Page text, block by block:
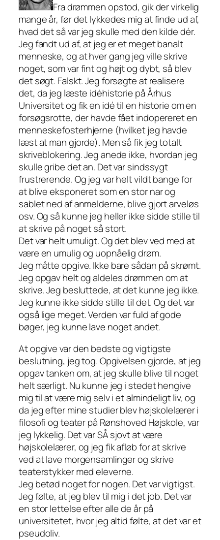
Fra drømmen opstod, gik der virkelig
mange år, før det lykkedes mig at finde ud af,
hvad det så var jeg skulle med den kilde dér.
Jeg fandt ud af, at jeg er et meget banalt
menneske, og at hver gang jeg ville skrive
noget, som var fint og højt og dybt, så blev
det søgt. Falskt. Jeg forsøgte at realisere
det, da jeg læste idéhistorie på Århus
Universitet og fik en idé til en historie om en
forsøgsrotte, der havde fået indopereret en
menneskefosterhjerne (hvilket jeg havde
læst at man gjorde). Men så fik jeg totalt
skriveblokering. Jeg anede ikke, hvordan jeg
skulle gribe det an. Det var sindssygt
frustrerende. Og jeg var helt vildt bange for
at blive eksponeret som en stor nar og
sablet ned af anmelderne, blive gjort arveløs
osv. Og så kunne jeg heller ikke sidde stille til
at skrive på noget så stort.
Det var helt umuligt. Og det blev ved med at
være en umulig og uopnåelig drøm.
Jeg måtte opgive. Ikke bare sådan på skrømt.
Jeg opgav helt og aldeles drømmen om at
skrive. Jeg besluttede, at det kunne jeg ikke.
Jeg kunne ikke sidde stille til det. Og det var
også lige meget. Verden var fuld af gode
bøger, jeg kunne lave noget andet.
At opgive var den bedste og vigtigste
beslutning, jeg tog. Opgivelsen gjorde, at jeg
opgav tanken om, at jeg skulle blive til noget
helt særligt. Nu kunne jeg i stedet hengive
mig til at være mig selv i et almindeligt liv, og
da jeg efter mine studier blev højskolelærer i
filosofi og teater på Rønshoved Højskole, var
jeg lykkelig. Det var SÅ sjovt at være
højskolelærer, og jeg fik afløb for at skrive
ved at lave morgensamlinger og skrive
teaterstykker med eleverne.
Jeg betød noget for nogen. Det var vigtigst.
Jeg følte, at jeg blev til mig i det job. Det var
en stor lettelse efter alle de år på
universitetet, hvor jeg altid følte, at det var et
pseudoliv.